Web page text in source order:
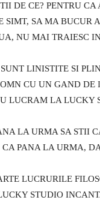
DE CE? PENTRU
SIMT, SA MA BUCUR
NU MAI TRAIESC
LINISTITE SI
CU UN GAND DE
LUCRAM LA LUCKY
LA URMA SA STII
CA PANA LA URMA,
LUCRURILE
STUDIO